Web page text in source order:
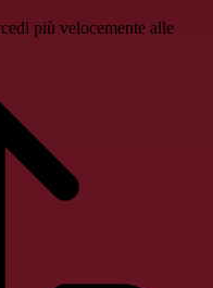
più velocemente alle